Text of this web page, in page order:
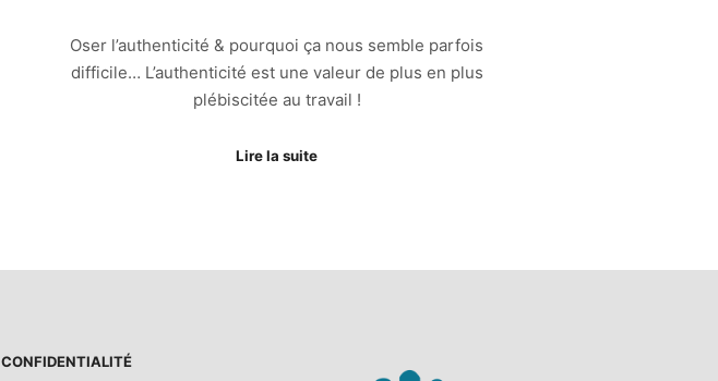
Oser l’authenticité & pourquoi ça nous semble parfois
difficile… L’authenticité est une valeur de plus en plus
plébiscitée au travail !
Lire la suite
CONFIDENTIALITÉ